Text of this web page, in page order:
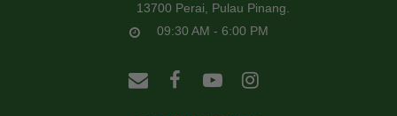
13700 Perai, Pulau Pinang.
09:30 AM - 6:00 PM